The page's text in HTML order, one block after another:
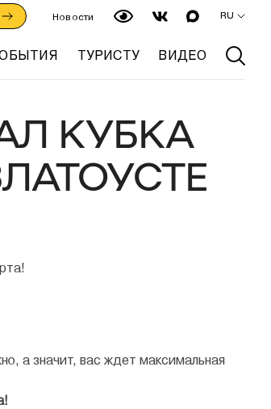
Новости RU
ТУРИСТУ ВИДЕО
КУБКА
а значит, вас ждет максимальная